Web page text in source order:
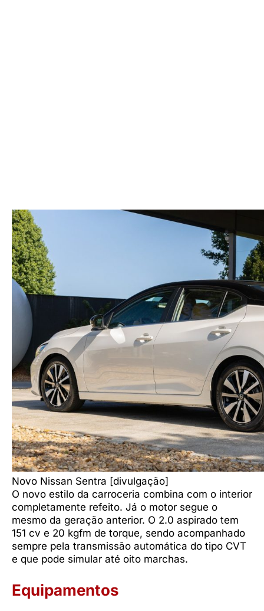
Novo Nissan Sentra [divulgação]
O novo estilo da carroceria combina com o interior
completamente refeito. Já o motor segue o
mesmo da geração anterior. O 2.0 aspirado tem
151 cv e 20 kgfm de torque, sendo acompanhado
sempre pela transmissão automática do tipo CVT
e que pode simular até oito marchas.
Equipamentos